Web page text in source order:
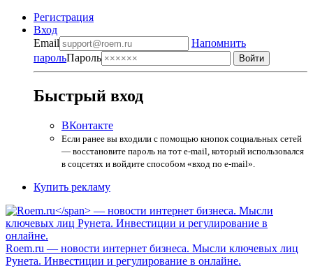
Регистрация
Вход
Email
Напомнить
парольПароль
Быстрый вход
ВКонтакте
Если ранее вы входили с помощью кнопок социальных сетей
— восстановите пароль на тот e-mail, который использовался
в соцсетях и войдите способом «вход по e-mail».
Купить рекламу
Roem.ru — новости интернет бизнеса. Мысли ключевых лиц
Рунета. Инвестиции и регулирование в онлайне.